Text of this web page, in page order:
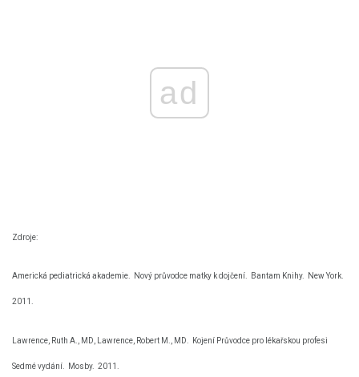
ad
Zdroje:
Americká pediatrická akademie. Nový průvodce matky k dojčení. Bantam Knihy. New York.
2011.
Lawrence, Ruth A., MD, Lawrence, Robert M., MD. Kojení Průvodce pro lékařskou profesi
Sedmé vydání. Mosby. 2011.